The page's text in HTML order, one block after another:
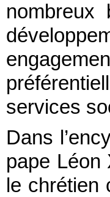
services
Dans
pape Léon
le